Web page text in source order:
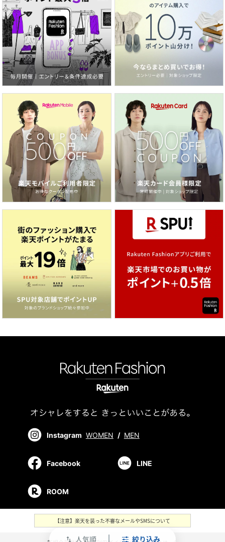
swap_vert 人気順 絞り込み
Instagram WOMEN / MEN
Facebook LINE
ROOM
【注意】楽天を装った不審なメールやSMSについて